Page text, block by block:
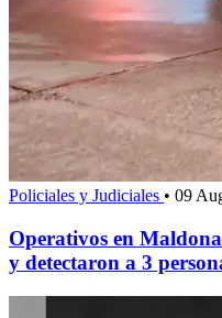
Policiales y Judiciales • 09
Operativos en
y detectaron a 3